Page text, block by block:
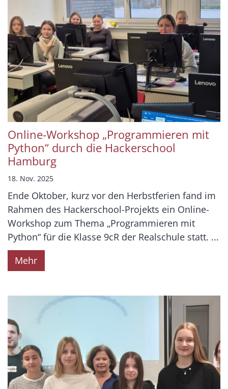
Online-Workshop „Programmieren mit
Python“ durch die Hackerschool
Hamburg
18. Nov. 2025
Ende Oktober, kurz vor den Herbstferien fand im
Rahmen des Hackerschool-Projekts ein Online-
Workshop zum Thema „Programmieren mit
Python“ für die Klasse 9cR der Realschule statt. ...
Mehr